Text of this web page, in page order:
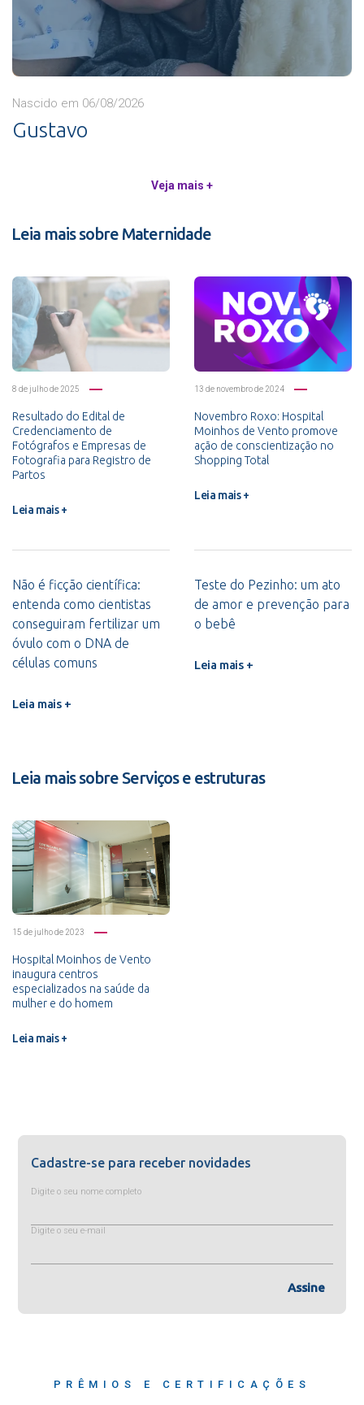
Nascido em 06/08/2026
Gustavo
Veja mais +
Leia mais sobre Maternidade
8 de julho de 2025
Resultado do Edital de
Credenciamento de
Fotógrafos e Empresas de
Fotografia para Registro de
Partos
Leia mais +
13 de novembro de 2024
Novembro Roxo: Hospital
Moinhos de Vento promove
ação de conscientização no
Shopping Total
Leia mais +
Não é ficção científica:
entenda como cientistas
conseguiram fertilizar um
óvulo com o DNA de
células comuns
Leia mais +
Teste do Pezinho: um ato
de amor e prevenção para
o bebê
Leia mais +
Leia mais sobre Serviços e estruturas
15 de julho de 2023
Hospital Moinhos de Vento
inaugura centros
especializados na saúde da
mulher e do homem
Leia mais +
Cadastre-se para receber novidades
Digite o seu nome completo
Digite o seu e-mail
Assine
PRÊMIOS E CERTIFICAÇÕES